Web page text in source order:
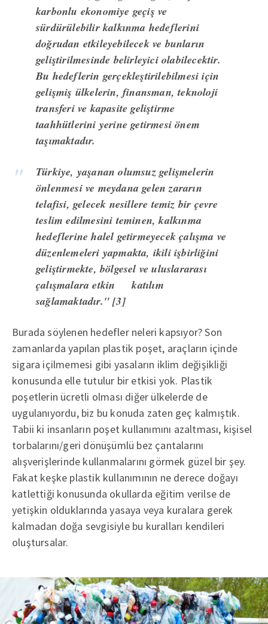
karbonlu ekonomiye geçiş ve
sürdürülebilir kalkınma hedeflerini
doğrudan etkileyebilecek ve bunların
geliştirilmesinde belirleyici olabilecektir.
Bu hedeflerin gerçekleştirilebilmesi için
gelişmiş ülkelerin, finansman, teknoloji
transferi ve kapasite geliştirme
taahhütlerini yerine getirmesi önem
taşımaktadır.
Türkiye, yaşanan olumsuz gelişmelerin
önlenmesi ve meydana gelen zararın
telafisi, gelecek nesillere temiz bir çevre
teslim edilmesini teminen, kalkınma
hedeflerine halel getirmeyecek çalışma ve
düzenlemeleri yapmakta, ikili işbirliğini
geliştirmekte, bölgesel ve uluslararası
çalışmalara etkin katılım
sağlamaktadır." [3]
Burada söylenen hedefler neleri kapsıyor? Son
zamanlarda yapılan plastik poşet, araçların içinde
sigara içilmemesi gibi yasaların iklim değişikliği
konusunda elle tutulur bir etkisi yok. Plastik
poşetlerin ücretli olması diğer ülkelerde de
uygulanıyordu, biz bu konuda zaten geç kalmıştık.
Tabii ki insanların poşet kullanımını azaltması, kişisel
torbalarını/geri dönüşümlü bez çantalarını
alışverişlerinde kullanmalarını görmek güzel bir şey.
Fakat keşke plastik kullanımının ne derece doğayı
katlettiği konusunda okullarda eğitim verilse de
yetişkin olduklarında yasaya veya kuralara gerek
kalmadan doğa sevgisiyle bu kuralları kendileri
oluştursalar.